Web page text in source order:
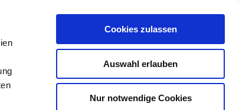
Cookies zulassen
Auswahl erlauben
Nur notwendige Cookies